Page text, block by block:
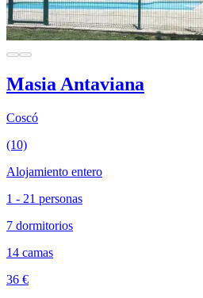
Masia Antaviana
Coscó
(10)
Alojamiento entero
1 - 21 personas
7 dormitorios
14 camas
36 €